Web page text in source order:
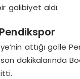
galibiyet aldı.
attığı golle
dakikalarında